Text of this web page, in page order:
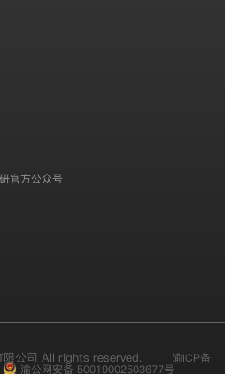
官方公众号
公司 All rights reserved. 渝ICP备
渝公网安备 50019002503677号